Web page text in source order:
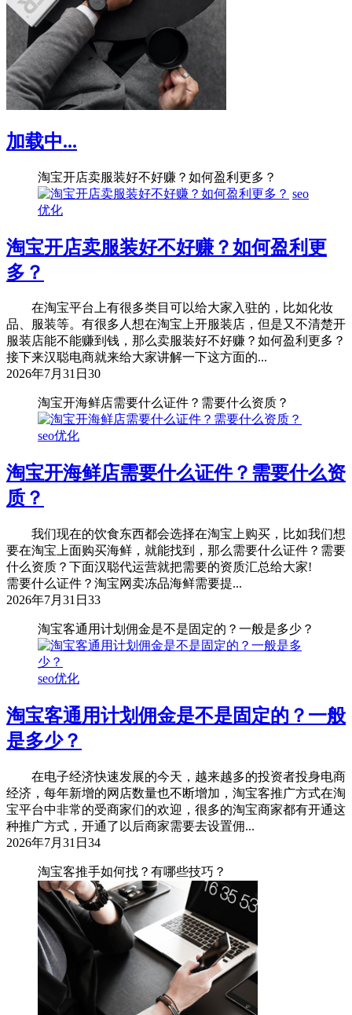
加载中...
淘宝开店卖服装好不好赚？如何盈利更多？
seo
优化
淘宝开店卖服装好不好赚？如何盈利更
多？
在淘宝平台上有很多类目可以给大家入驻的，比如化妆
品、服装等。有很多人想在淘宝上开服装店，但是又不清楚开
服装店能不能赚到钱，那么卖服装好不好赚？如何盈利更多？
接下来汉聪电商就来给大家讲解一下这方面的...
2026年7月31日 30
淘宝开海鲜店需要什么证件？需要什么资质？
seo优化
淘宝开海鲜店需要什么证件？需要什么资
质？
我们现在的饮食东西都会选择在淘宝上购买，比如我们想
要在淘宝上面购买海鲜，就能找到，那么需要什么证件？需要
什么资质？下面汉聪代运营就把需要的资质汇总给大家!
需要什么证件？淘宝网卖冻品海鲜需要提...
2026年7月31日 33
淘宝客通用计划佣金是不是固定的？一般是多少？
seo优化
淘宝客通用计划佣金是不是固定的？一般
是多少？
在电子经济快速发展的今天，越来越多的投资者投身电商
经济，每年新增的网店数量也不断增加，淘宝客推广方式在淘
宝平台中非常的受商家们的欢迎，很多的淘宝商家都有开通这
种推广方式，开通了以后商家需要去设置佣...
2026年7月31日 34
淘宝客推手如何找？有哪些技巧？